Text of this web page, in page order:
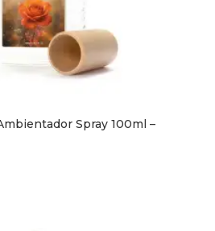
Spray 100ml –